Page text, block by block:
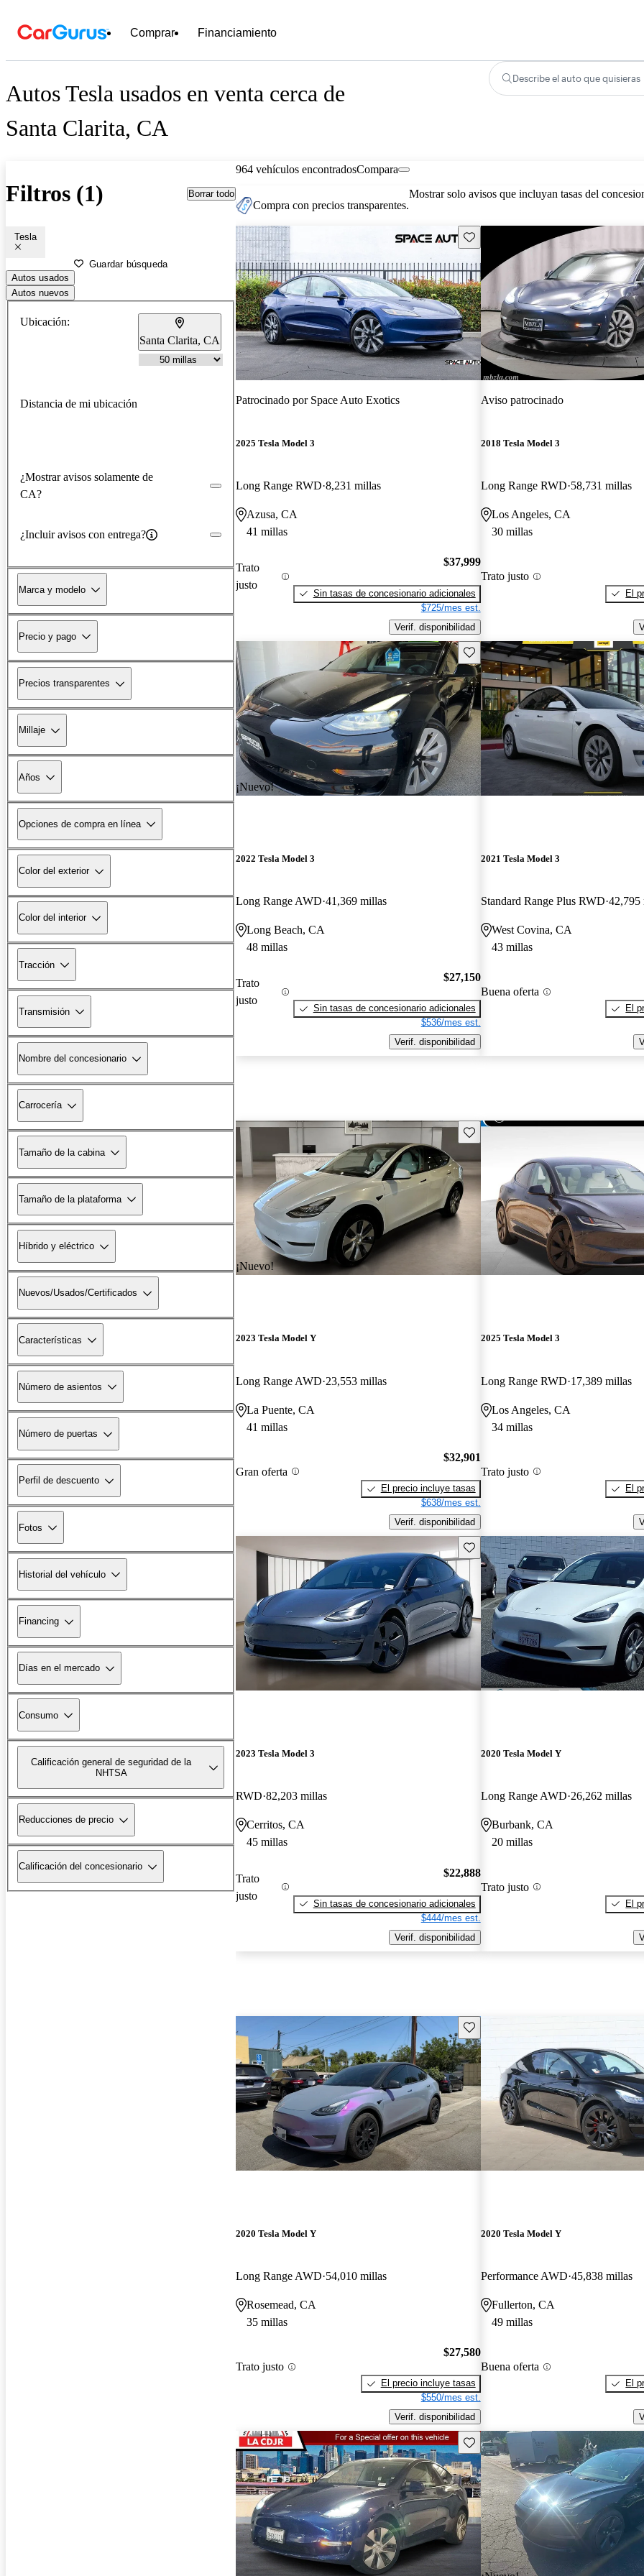
Comprar Financiamiento
Autos Tesla usados en venta cerca de
Santa Clarita, CA
Describe el auto que quisieras
Filtros (1) Borrar todo
Tesla
Guardar búsqueda
Autos usados
Autos nuevos
Ubicación:
Santa Clarita, CA
Distancia de mi ubicación
¿Mostrar avisos solamente de
CA?
¿Incluir avisos con entrega?
Marca y modelo
Precio y pago
Precios transparentes
Millaje
Años
Opciones de compra en línea
Color del exterior
Color del interior
Tracción
Transmisión
Nombre del concesionario
Carrocería
Tamaño de la cabina
Tamaño de la plataforma
Híbrido y eléctrico
Nuevos/Usados/Certificados
Características
Número de asientos
Número de puertas
Perfil de descuento
Fotos
Historial del vehículo
Financing
Días en el mercado
Consumo
Calificación general de seguridad de la
NHTSA
Reducciones de precio
Calificación del concesionario
964 vehículos encontradosCompara
Compra con precios transparentes.
Mostrar solo avisos que incluyan tasas del
Guarda este Aviso
Patrocinado por Space Auto Exotics
2025 Tesla Model 3
Long Range RWD 8,231 millas
Azusa, CA
41 millas
Trato
justo
$37,999
Sin tasas de concesionario adicionales
$725/mes est.
Verif. disponibilidad
Aviso patrocinado
2018 Tesla Model 3
Long Range RWD 58,731 millas
Los Angeles, CA
30 millas
Trato justo
El
¡Nuevo!
Guarda este Aviso
2022 Tesla Model 3
Long Range AWD 41,369 millas
Long Beach, CA
48 millas
Trato
justo
$27,150
Sin tasas de concesionario adicionales
$536/mes est.
Verif. disponibilidad
2021 Tesla Model 3
Standard Range Plus RWD 42,795
West Covina, CA
43 millas
Buena oferta
El
¡Nuevo!
Guarda este Aviso
2023 Tesla Model Y
Long Range AWD 23,553 millas
La Puente, CA
41 millas
Gran oferta
$32,901
El precio incluye tasas
$638/mes est.
Verif. disponibilidad
2025 Tesla Model 3
Long Range RWD 17,389 millas
Los Angeles, CA
34 millas
Trato justo
El
Guarda este Aviso
2023 Tesla Model 3
RWD 82,203 millas
Cerritos, CA
45 millas
Trato
justo
$22,888
Sin tasas de concesionario adicionales
$444/mes est.
Verif. disponibilidad
2020 Tesla Model Y
Long Range AWD 26,262 millas
Burbank, CA
20 millas
Trato justo
El
Guarda este Aviso
2020 Tesla Model Y
Long Range AWD 54,010 millas
Rosemead, CA
35 millas
Trato justo
$27,580
El precio incluye tasas
$550/mes est.
Verif. disponibilidad
2020 Tesla Model Y
Performance AWD 45,838 millas
Fullerton, CA
49 millas
Buena oferta
El
Guarda este Aviso